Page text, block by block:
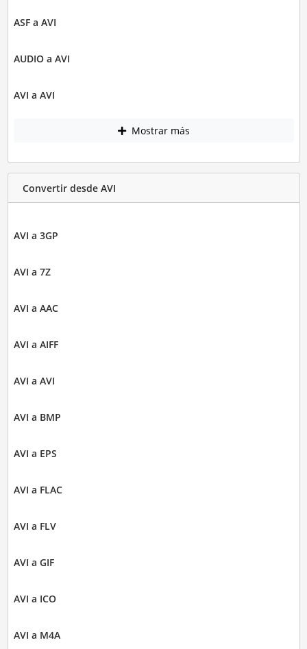
ASF a AVI
AUDIO a AVI
AVI a AVI
Mostrar más
Convertir desde AVI
AVI a 3GP
AVI a 7Z
AVI a AAC
AVI a AIFF
AVI a AVI
AVI a BMP
AVI a EPS
AVI a FLAC
AVI a FLV
AVI a GIF
AVI a ICO
AVI a M4A